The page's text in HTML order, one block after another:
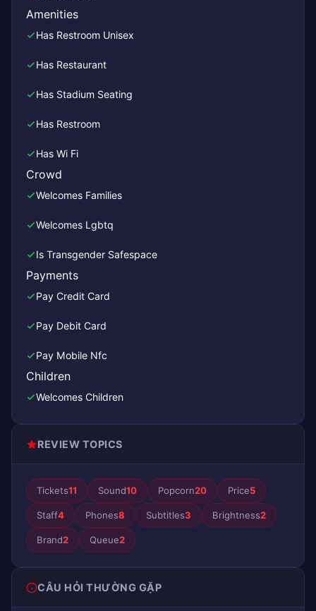
Amenities
Has Restroom Unisex
Has Restaurant
Has Stadium Seating
Has Restroom
Has Wi Fi
Crowd
Welcomes Families
Welcomes Lgbtq
Is Transgender Safespace
Payments
Pay Credit Card
Pay Debit Card
Pay Mobile Nfc
Children
Welcomes Children
REVIEW TOPICS
Tickets11 Sound10 Popcorn20 Price5
Staff4 Phones8 Subtitles3 Brightness2
Brand2 Queue2
CÂU HỎI THƯỜNG GẶP